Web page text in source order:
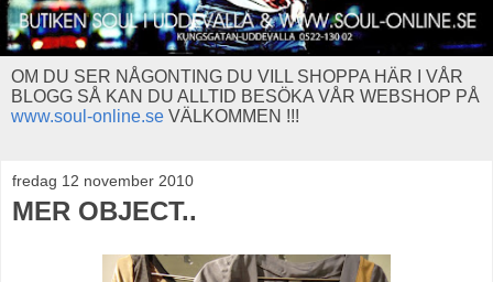
OM DU SER NÅGONTING DU VILL SHOPPA HÄR I VÅR
BLOGG SÅ KAN DU ALLTID BESÖKA VÅR WEBSHOP PÅ
www.soul-online.se VÄLKOMMEN !!!
fredag 12 november 2010
MER OBJECT..